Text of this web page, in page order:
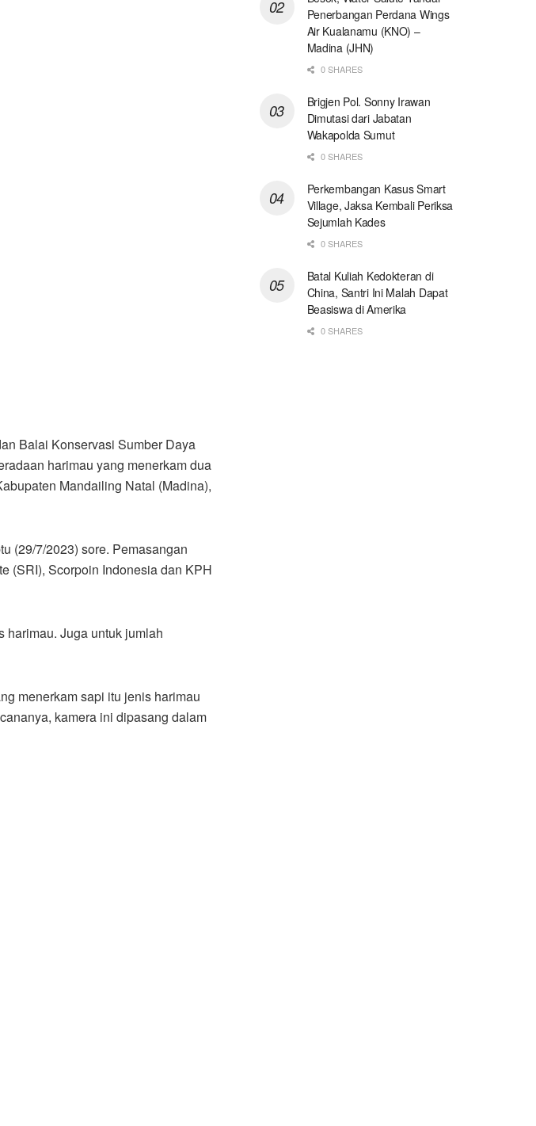
Balai Konservasi Sumber Daya
harimau yang menerkam dua
Mandailing Natal (Madina),
(29/7/2023) sore. Pemasangan
(SRI), Scorpoin Indonesia dan KPH
harimau. Juga untuk jumlah
menerkam sapi itu jenis harimau
kamera ini dipasang dalam
Penerbangan Perdana Wings
Air Kualanamu (KNO) –
Madina (JHN)
0 SHARES
Brigjen Pol. Sonny Irawan
Dimutasi dari Jabatan
Wakapolda Sumut
0 SHARES
Perkembangan Kasus Smart
Village, Jaksa Kembali Periksa
Sejumlah Kades
0 SHARES
Batal Kuliah Kedokteran di
China, Santri Ini Malah Dapat
Beasiswa di Amerika
0 SHARES